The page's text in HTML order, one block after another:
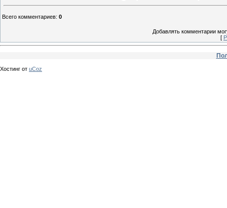
Всего комментариев: 0
Добавлять комментарии
[
Хостинг от uCoz